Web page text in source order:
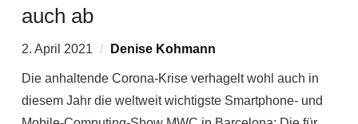
auch ab
2. April 2021 Denise Kohmann
Die anhaltende Corona-Krise verhagelt wohl auch in
diesem Jahr die weltweit wichtigste Smartphone- und